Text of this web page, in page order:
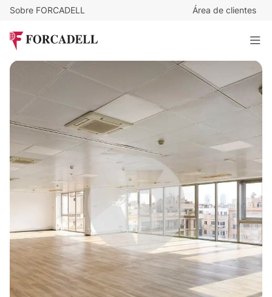
Sobre FORCADELL Área de clientes
Gran Via de les Corts Catalanes
280 m²